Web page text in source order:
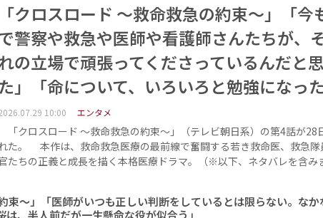
「クロスロード ～救命救急の約束～」「今
警察や救急や医師や看護師さんたちが、
の立場で頑張ってくださっているんだと
た」「命について、いろいろと勉強になっ
10:00 エンタメ
「クロスロード ～救命救急の約束～」（テレビ朝日系）の第4話が28
た。 本作は、救命救急医療の最前線で奮闘する若き救命医、救急隊
たちの正義と成長を描く本格医療ドラマ。（※以下、ネタバレを含
束～」「医師がいつも正しい判断をしているとは限らない。な
、半人前だが一生懸命な役が似合う」